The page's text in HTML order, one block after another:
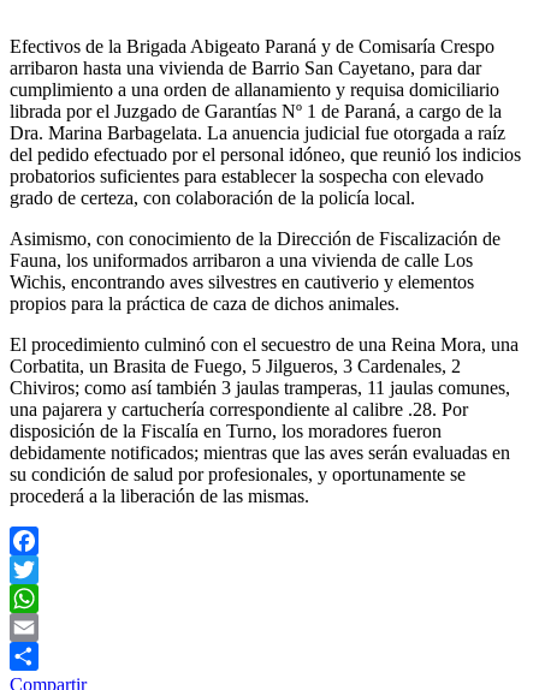
Efectivos de la Brigada Abigeato Paraná y de Comisaría Crespo
arribaron hasta una vivienda de Barrio San Cayetano, para dar
cumplimiento a una orden de allanamiento y requisa domiciliario
librada por el Juzgado de Garantías Nº 1 de Paraná, a cargo de la
Dra. Marina Barbagelata. La anuencia judicial fue otorgada a raíz
del pedido efectuado por el personal idóneo, que reunió los indicios
probatorios suficientes para establecer la sospecha con elevado
grado de certeza, con colaboración de la policía local.
Asimismo, con conocimiento de la Dirección de Fiscalización de
Fauna, los uniformados arribaron a una vivienda de calle Los
Wichis, encontrando aves silvestres en cautiverio y elementos
propios para la práctica de caza de dichos animales.
El procedimiento culminó con el secuestro de una Reina Mora, una
Corbatita, un Brasita de Fuego, 5 Jilgueros, 3 Cardenales, 2
Chiviros; como así también 3 jaulas tramperas, 11 jaulas comunes,
una pajarera y cartuchería correspondiente al calibre .28. Por
disposición de la Fiscalía en Turno, los moradores fueron
debidamente notificados; mientras que las aves serán evaluadas en
su condición de salud por profesionales, y oportunamente se
procederá a la liberación de las mismas.
Facebook
Twitter
WhatsApp
Email
Compartir